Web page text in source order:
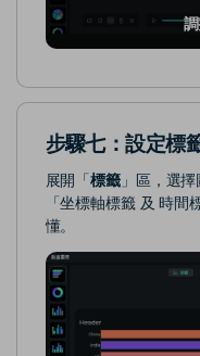
步驟七：設定標
展開「標籤」區，選
「坐標軸標籤 及 時
懂。